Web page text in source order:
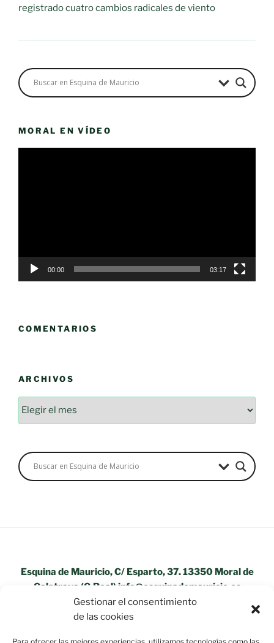
Gestionar el consentimiento
de las cookies
registrado cuatro cambios radicales de viento
MORAL EN VÍDEO
00:00 03:17
COMENTARIOS
ARCHIVOS
Archivos
Esquina de Mauricio, C/ Esparto, 37. 13350 Moral de
Calatrava (C.Real) info@esquinademauricio.es
«Aviso Legal»